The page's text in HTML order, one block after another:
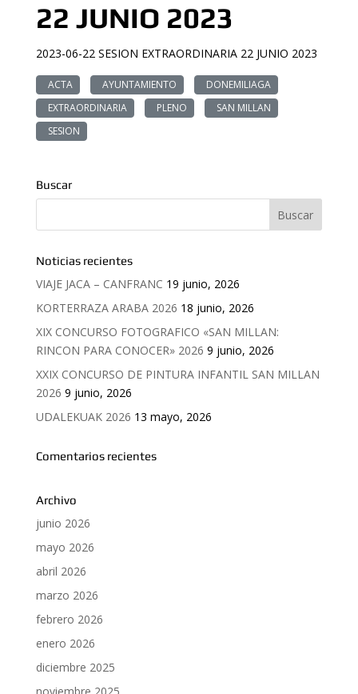
22 JUNIO 2023
2023-06-22 SESION EXTRAORDINARIA 22 JUNIO 2023
ACTA AYUNTAMIENTO
DONEMILIAGA
EXTRAORDINARIA
PLENO
SAN MILLAN
SESION
Buscar
Noticias recientes
VIAJE JACA – CANFRANC 19 junio, 2026
KORTERRAZA ARABA 2026 18 junio, 2026
XIX CONCURSO FOTOGRAFICO «SAN MILLAN:
RINCON PARA CONOCER» 2026 9 junio, 2026
XXIX CONCURSO DE PINTURA INFANTIL SAN MILLAN
2026 9 junio, 2026
UDALEKUAK 2026 13 mayo, 2026
Comentarios recientes
Archivo
junio 2026
mayo 2026
abril 2026
marzo 2026
febrero 2026
enero 2026
diciembre 2025